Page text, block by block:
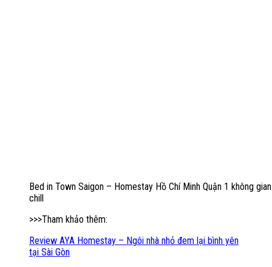
Bed in Town Saigon – Homestay Hồ Chí Minh Quận 1 không
chill
>>>Tham khảo thêm:
Review AYA Homestay – Ngôi nhà nhỏ đem lại bình yên
tại Sài Gòn